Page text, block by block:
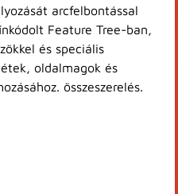
arcfelbontással
Feature Tree-ban,
és speciális
oldalmagok és
összeszerelés.